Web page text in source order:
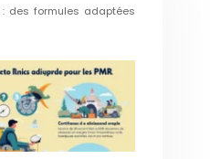
des formules adaptées